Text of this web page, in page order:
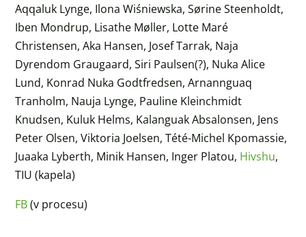
Aqqaluk Lynge, Ilona Wiśniewska, Sørine Steenholdt,
Iben Mondrup, Lisathe Møller, Lotte Maré
Christensen, Aka Hansen, Josef Tarrak, Naja
Dyrendom Graugaard, Siri Paulsen(?), Nuka Alice
Lund, Konrad Nuka Godtfredsen, Arnannguaq
Tranholm, Nauja Lynge, Pauline Kleinchmidt
Knudsen, Kuluk Helms, Kalanguak Absalonsen, Jens
Peter Olsen, Viktoria Joelsen, Tété-Michel Kpomassie,
Juaaka Lyberth, Minik Hansen, Inger Platou, Hivshu,
TIU (kapela)
FB(v procesu)